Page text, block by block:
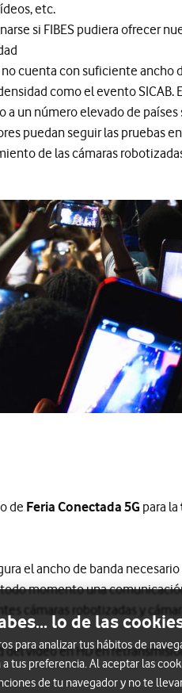
etc.
si FIBES pudiera ofrecer
cuenta con suficiente ancho
como el evento
un número elevado de países
puedan seguir las pruebas
de las cámaras
de Feria Conectada 5G para la
el ancho de banda
momento una
cámaras robotizadas y
del video en HD en
lo de las
para analizar tus hábitos de
tus preferencia. Al aceptar las
de tu navegador y no te